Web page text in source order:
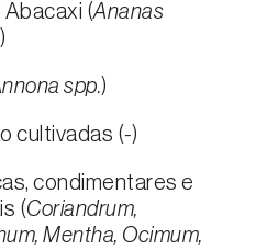
(Ananas
)
spp.)
cultivadas (-)
condimentares e
(Coriandrum,
Mentha, Ocimum,